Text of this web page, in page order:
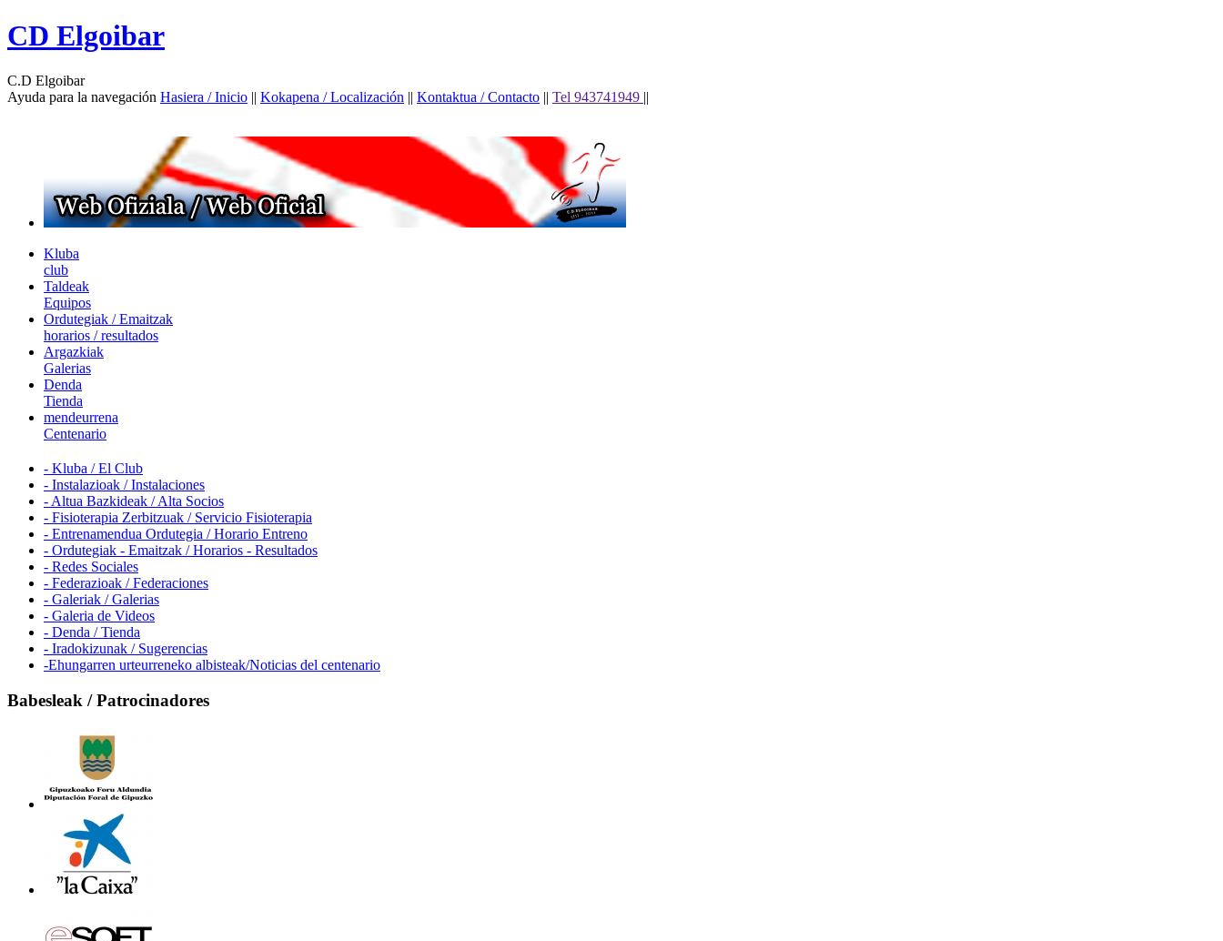
CD Elgoibar
C.D Elgoibar
Ayuda para la navegación Hasiera / Inicio || Kokapena / Localización || Kontaktua / Contacto || Tel 943741949 ||
Kluba
club
Taldeak
Equipos
Ordutegiak / Emaitzak
horarios / resultados
Argazkiak
Galerias
Denda
Tienda
mendeurrena
Centenario
- Kluba / El Club
- Instalazioak / Instalaciones
- Altua Bazkideak / Alta Socios
- Fisioterapia Zerbitzuak / Servicio Fisioterapia
- Entrenamendua Ordutegia / Horario Entreno
- Ordutegiak - Emaitzak / Horarios - Resultados
- Redes Sociales
- Federazioak / Federaciones
- Galeriak / Galerias
- Galeria de Videos
- Denda / Tienda
- Iradokizunak / Sugerencias
-Ehungarren urteurreneko albisteak/Noticias del centenario
Babesleak / Patrocinadores